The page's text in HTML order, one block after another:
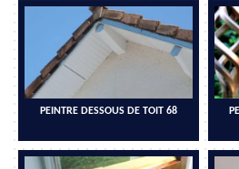
PEINTRE DESSOUS DE TOIT 68